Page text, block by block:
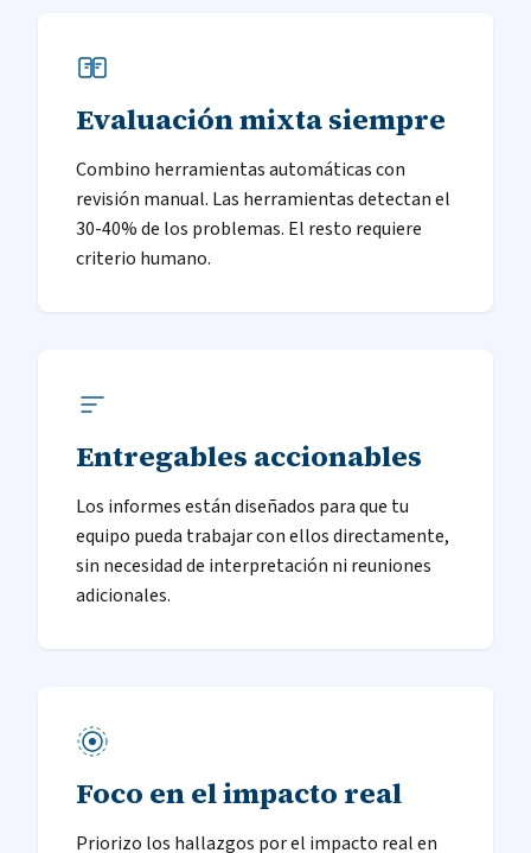
Evaluación mixta siempre
Combino herramientas automáticas con
revisión manual. Las herramientas detectan el
30-40% de los problemas. El resto requiere
criterio humano.
Entregables accionables
Los informes están diseñados para que tu
equipo pueda trabajar con ellos directamente,
sin necesidad de interpretación ni reuniones
adicionales.
Foco en el impacto real
Priorizo los hallazgos por el impacto real en